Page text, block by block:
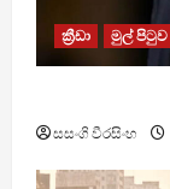
ක්‍රීඩා මුල් පිටුව
සසංගි වීරසිංහ